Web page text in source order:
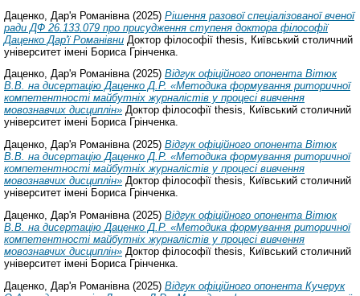
Даценко, Дар'я Романівна (2025) Рішення разової спеціалізованої вченої
ради ДФ 26.133.079 про присудження ступеня доктора філософії
Даценко Дар'ї Романівни Доктор філософії thesis, Київський столичний
університет імені Бориса Грінченка.
Даценко, Дар'я Романівна(2025) Відгук офіційного опонента Вітюк
В.В. на дисертацію Даценко Д.Р. «Методика формування риторичної
компетентності майбутніх журналістів у процесі вивчення
мовознавчих дисциплін» Доктор філософії thesis, Київський столичний
університет імені Бориса Грінченка.
Даценко, Дар'я Романівна(2025) Відгук офіційного опонента Вітюк
В.В. на дисертацію Даценко Д.Р. «Методика формування риторичної
компетентності майбутніх журналістів у процесі вивчення
мовознавчих дисциплін» Доктор філософії thesis, Київський столичний
університет імені Бориса Грінченка.
Даценко, Дар'я Романівна(2025) Відгук офіційного опонента Вітюк
В.В. на дисертацію Даценко Д.Р. «Методика формування риторичної
компетентності майбутніх журналістів у процесі вивчення
мовознавчих дисциплін» Доктор філософії thesis, Київський столичний
університет імені Бориса Грінченка.
Даценко, Дар'я Романівна (2025) Відгук офіційного опонента Кучерук